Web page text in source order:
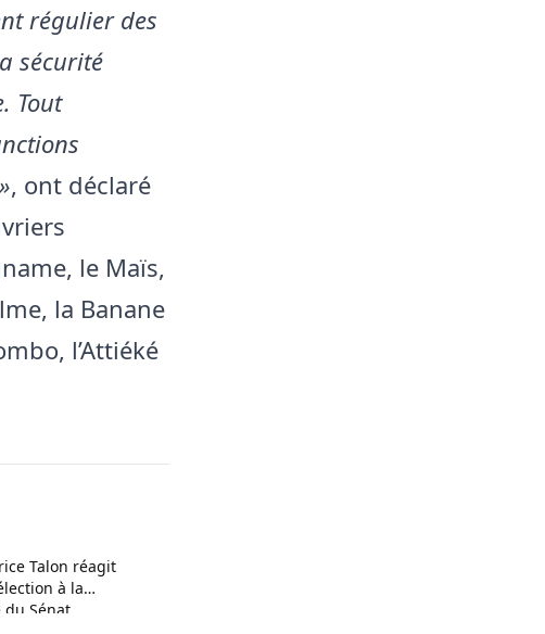
régulier des
sécurité
Tout
, ont déclaré
le Maïs,
la Banane
l’Attiéké
Talon réagit
à la
du Sénat